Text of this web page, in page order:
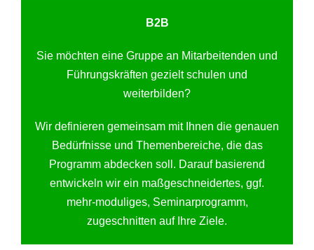
B2B
Sie möchten eine Gruppe an Mitarbeitenden und
Führungskräften gezielt schulen und
weiterbilden?
Wir definieren gemeinsam mit Ihnen die genauen
Bedürfnisse und Themenbereiche, die das
Programm abdecken soll. Darauf basierend
entwickeln wir ein maßgeschneidertes, ggf.
mehr-moduliges, Seminarprogramm,
zugeschnitten auf Ihre Ziele.